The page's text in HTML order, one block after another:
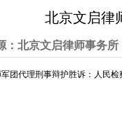
北京文启律
：北京文启律师事务
团代理刑事辩护胜诉：人民检